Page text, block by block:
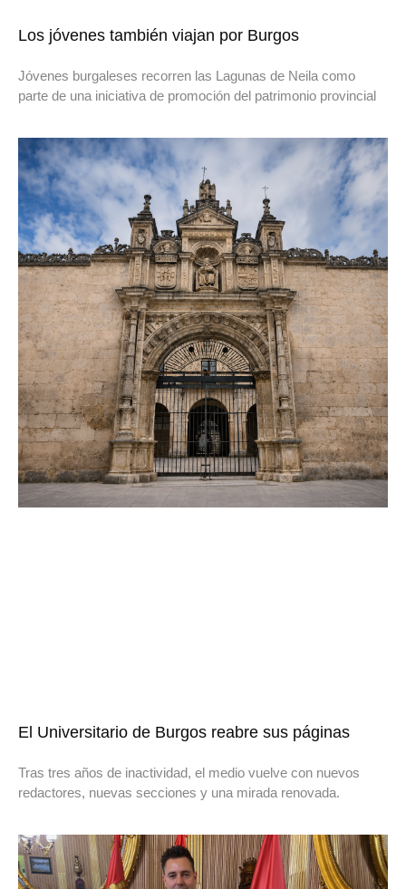
Los jóvenes también viajan por Burgos
Jóvenes burgaleses recorren las Lagunas de Neila como
parte de una iniciativa de promoción del patrimonio provincial
El Universitario de Burgos reabre sus páginas
Tras tres años de inactividad, el medio vuelve con nuevos
redactores, nuevas secciones y una mirada renovada.